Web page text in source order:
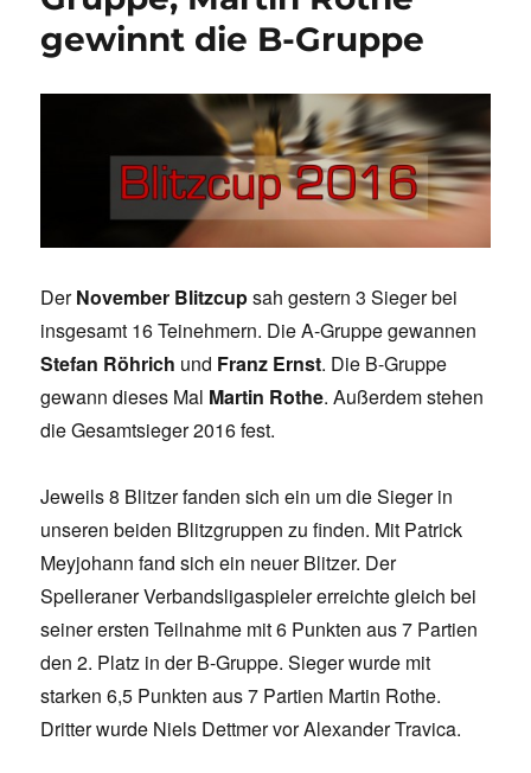
gewinnt die B-Gruppe
DerNovember Blitzcupsah gestern 3 Sieger bei
insgesamt 16 Teinehmern. Die A-Gruppe gewannen
Stefan Röhrich und Franz Ernst. Die B-Gruppe
gewann dieses Mal Martin Rothe. Außerdem stehen
die Gesamtsieger 2016 fest.
Jeweils 8 Blitzer fanden sich ein um die Sieger in
unseren beiden Blitzgruppen zu finden. Mit Patrick
Meyjohann fand sich ein neuer Blitzer. Der
Spelleraner Verbandsligaspieler erreichte gleich bei
seiner ersten Teilnahme mit 6 Punkten aus 7 Partien
den 2. Platz in der B-Gruppe. Sieger wurde mit
starken 6,5 Punkten aus 7 Partien Martin Rothe.
Dritter wurde Niels Dettmer vor Alexander Travica.